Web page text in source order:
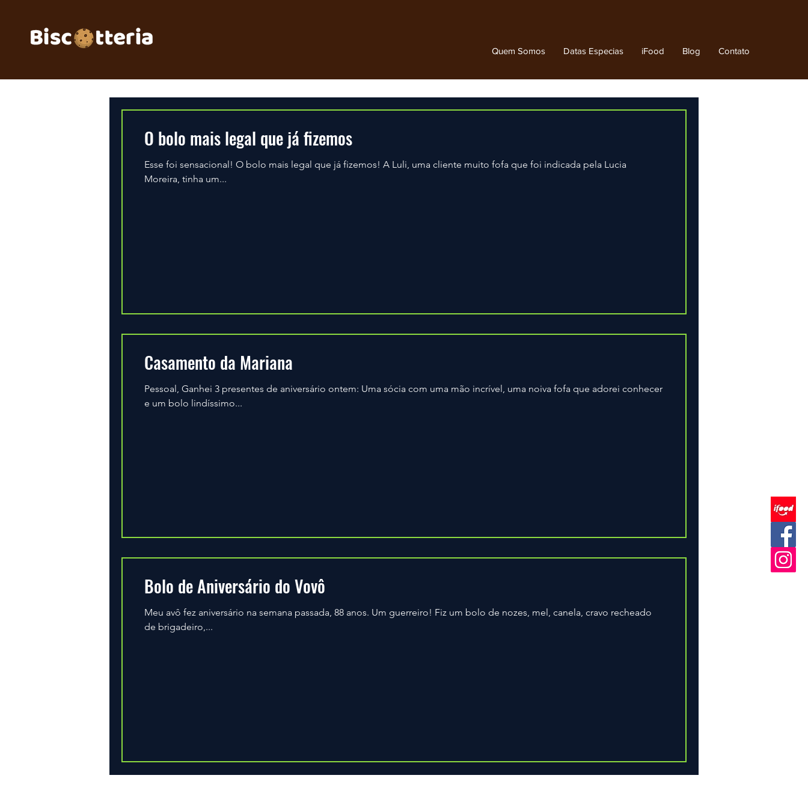
Quem Somos Datas Especias iFood Blog Contato
O bolo mais legal que já fizemos
Esse foi sensacional! O bolo mais legal que já fizemos! A Luli, uma cliente muito fofa que foi indicada pela Lucia
Moreira, tinha um...
Casamento da Mariana
Pessoal, Ganhei 3 presentes de aniversário ontem: Uma sócia com uma mão incrível, uma noiva fofa que adorei conhecer
e um bolo lindíssimo...
Bolo de Aniversário do Vovô
Meu avô fez aniversário na semana passada, 88 anos. Um guerreiro! Fiz um bolo de nozes, mel, canela, cravo recheado
de brigadeiro,...